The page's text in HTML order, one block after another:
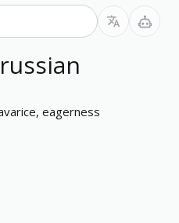
russian
eagerness